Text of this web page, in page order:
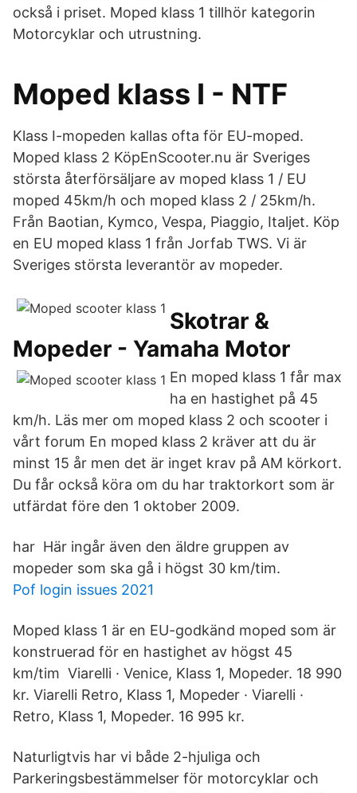
också i priset. Moped klass 1 tillhör kategorin
Motorcyklar och utrustning.
Moped klass I - NTF
Klass I-mopeden kallas ofta för EU-moped.
Moped klass 2 KöpEnScooter.nu är Sveriges
största återförsäljare av moped klass 1 / EU
moped 45km/h och moped klass 2 / 25km/h.
Från Baotian, Kymco, Vespa, Piaggio, Italjet. Köp
en EU moped klass 1 från Jorfab TWS. Vi är
Sveriges största leverantör av mopeder.
Skotrar &
Mopeder - Yamaha Motor
En moped klass 1 får max
ha en hastighet på 45
km/h. Läs mer om moped klass 2 och scooter i
vårt forum En moped klass 2 kräver att du är
minst 15 år men det är inget krav på AM körkort.
Du får också köra om du har traktorkort som är
utfärdat före den 1 oktober 2009.
har Här ingår även den äldre gruppen av
mopeder som ska gå i högst 30 km/tim.
Pof login issues 2021
Moped klass 1 är en EU-godkänd moped som är
konstruerad för en hastighet av högst 45
km/tim Viarelli · Venice, Klass 1, Mopeder. 18 990
kr. Viarelli Retro, Klass 1, Mopeder · Viarelli ·
Retro, Klass 1, Mopeder. 16 995 kr.
Naturligtvis har vi både 2-hjuliga och
Parkeringsbestämmelser för motorcyklar och